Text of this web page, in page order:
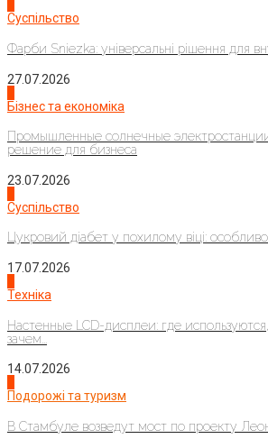
Суспільство
Фарби Sniezka: універсальні рішення для
27.07.2026
Бізнес та економіка
Промышленные солнечные
решение для бизнеса
23.07.2026
Суспільство
Цукровий діабет у похилому віці:
17.07.2026
Техніка
Настенные LCD-дисплеи: где
зачем...
14.07.2026
Подорожі та туризм
В Стамбуле возведут мост по проекту